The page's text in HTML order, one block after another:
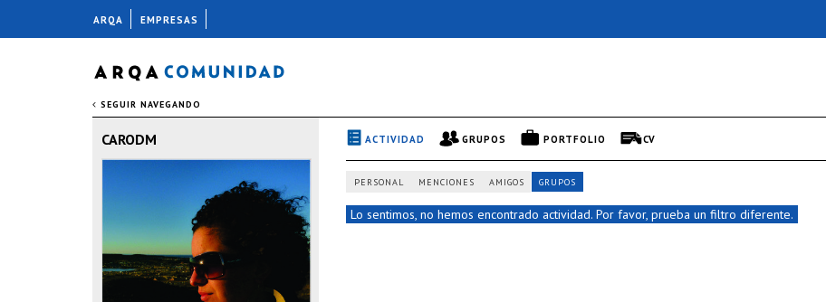
SEGUIR NAVEGANDO
CARODM ACTIVIDAD GRUPOS PORTFOLIO CV
PERSONAL MENCIONES AMIGOS GRUPOS
Lo sentimos, no hemos encontrado actividad. Por favor, prueba un filtro diferente.
ARQA EMPRESAS